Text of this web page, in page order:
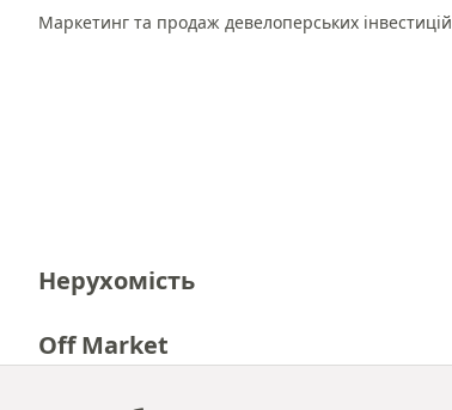
Маркетинг та продаж девелоперських інвестицій
Нерухомість
Off Market